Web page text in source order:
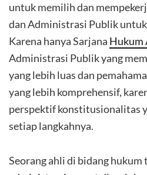
untuk memilih dan
dan Administrasi Publik
Karena hanya Sarjana Hukum
Administrasi Publik yang
yang lebih luas dan
yang lebih komprehensif,
perspektif konstitusionalitas
setiap langkahnya.
Seorang ahli di bidang hukum